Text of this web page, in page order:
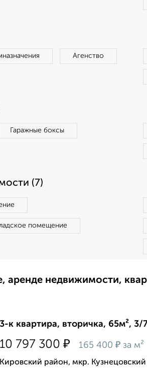
Агенство
Гаражные боксы
(7)
помещение
аренде недвижимости,
3-к квартира, вторичка, 65м², 3/
10 797 300 ₽ 165 400 ₽ за м²
Кировский район, мкр.